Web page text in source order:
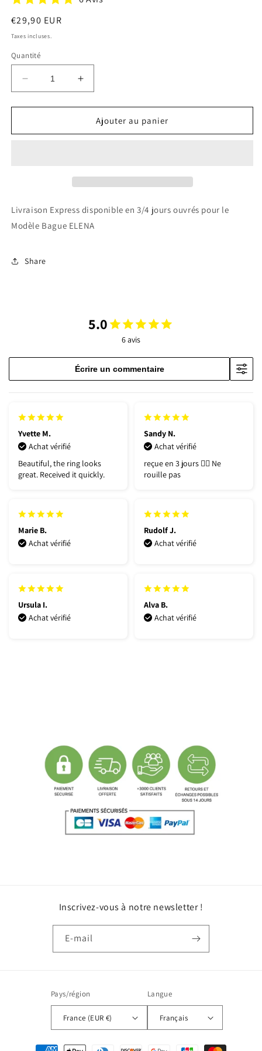
Prix
habituel
€29,90 EUR
Taxes incluses.
Quantité
Réduire
la
quantité
Bague
Augmenter
la
quantité
Bague
Ajouter au panier
Livraison Express disponible en 3/4 jours ouvrés pour le
Modèle Bague ELENA
Share
5.0
6 avis
Écrire un commentaire
Yvette M.
Achat vérifié
Beautiful, the ring looks
great. Received it quickly.
Sandy N.
Achat vérifié
reçue en 3 jours 👍🏽 Ne
rouille pas
Marie B.
Achat vérifié
Rudolf J.
Achat vérifié
Ursula I.
Achat vérifié
Alva B.
Achat vérifié
Inscrivez-vous à notre newsletter !
E-mail
Pays/région
France (EUR €)
Langue
Français
Moyens